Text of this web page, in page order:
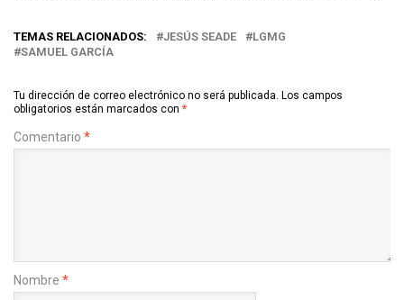
TEMAS RELACIONADOS: JESÚS SEADE
LGMG
SAMUEL GARCÍA
Tu dirección de correo electrónico no será publicada. Los campos
obligatorios están marcados con *
Comentario *
Nombre *